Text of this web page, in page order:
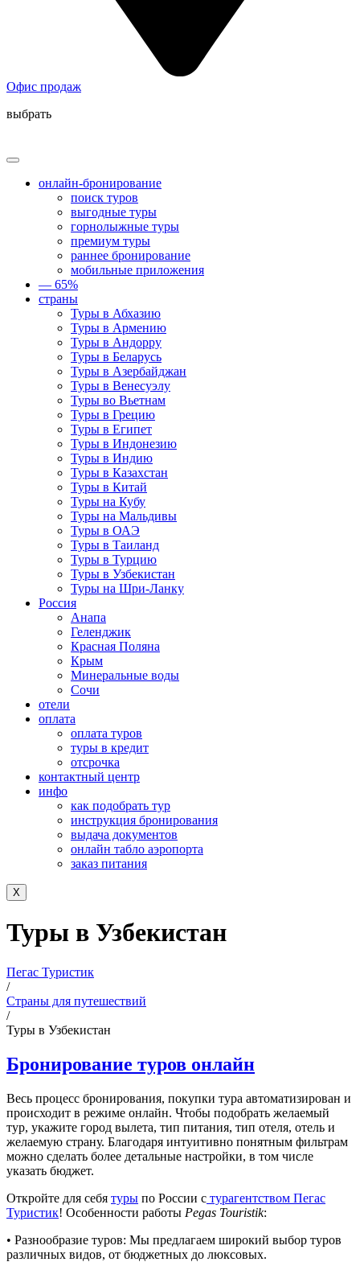
Офис продаж
выбрать
онлайн-бронирование
поиск туров
выгодные туры
горнолыжные туры
премиум туры
раннее бронирование
мобильные приложения
— 65%
страны
Туры в Абхазию
Туры в Армению
Туры в Андорру
Туры в Беларусь
Туры в Азербайджан
Туры в Венесуэлу
Туры во Вьетнам
Туры в Грецию
Туры в Египет
Туры в Индонезию
Туры в Индию
Туры в Казахстан
Туры в Китай
Туры на Кубу
Туры на Мальдивы
Туры в ОАЭ
Туры в Таиланд
Туры в Турцию
Туры в Узбекистан
Туры на Шри-Ланку
Россия
Анапа
Геленджик
Красная Поляна
Крым
Минеральные воды
Сочи
отели
оплата
оплата туров
туры в кредит
отсрочка
контактный центр
инфо
как подобрать тур
инструкция бронирования
выдача документов
онлайн табло аэропорта
заказ питания
X
Туры в Узбекистан
Пегас Туристик
/
Страны для путешествий
/
Туры в Узбекистан
Бронирование туров онлайн
Весь процесс бронирования, покупки тура автоматизирован и
происходит в режиме онлайн. Чтобы подобрать желаемый
тур, укажите город вылета, тип питания, тип отеля, отель и
желаемую страну. Благодаря интуитивно понятным фильтрам
можно сделать более детальные настройки, в том числе
указать бюджет.
Откройте для себя туры по России с турагентством Пегас
Туристик! Особенности работы Pegas Touristik:
• Разнообразие туров: Мы предлагаем широкий выбор туров
различных видов, от бюджетных до люксовых.